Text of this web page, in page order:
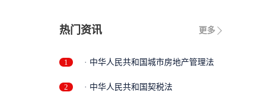
更多
热门资讯
1 · 中华人民共和国城市房地产管理法
2 · 中华人民共和国契税法